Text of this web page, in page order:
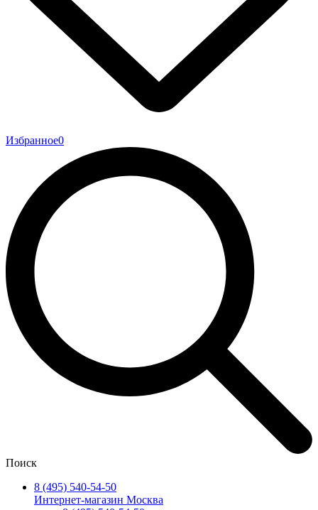
Избранное0
Поиск
8 (495) 540-54-50
Интернет-магазин Москва